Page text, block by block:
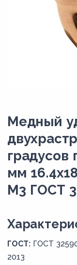
Медный
градусов
мм
М3 ГОСТ
ГОСТ: ГОСТ
2013